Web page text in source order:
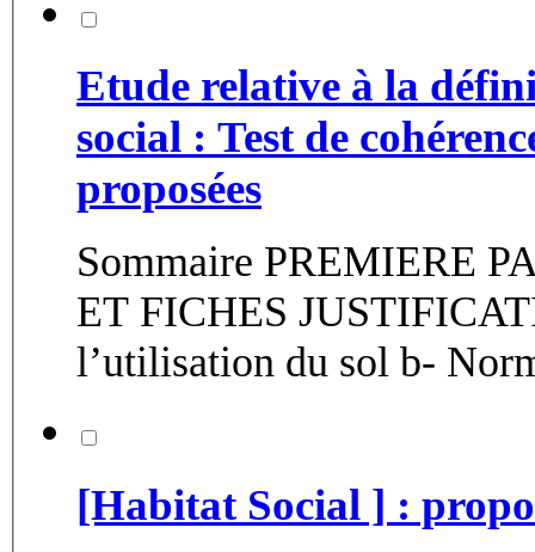
Etude relative à la
social : Test de
proposées
Sommaire PREMIERE
ET FICHES
l’utilisation du sol b-
[Habitat Social ] :